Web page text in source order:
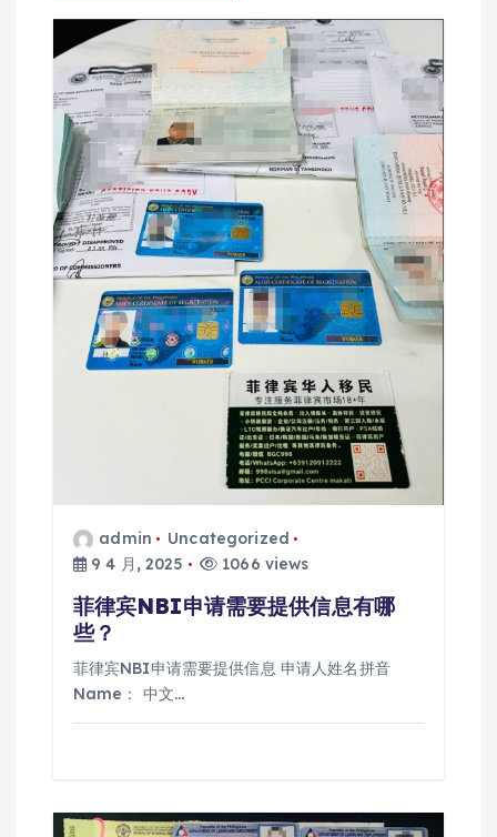
admin
Uncategorized
9 4 月, 2025
1066 views
菲律宾NBI申请需要提供信息有哪
些？
菲律宾NBI申请需要提供信息 申请人姓名拼音
Name： 中文…